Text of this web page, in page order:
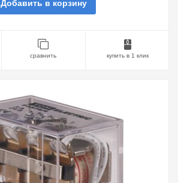
Добавить в корзину
сравнить купить в 1 клик